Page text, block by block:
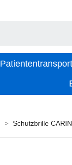
Patiententransport
Schutzbrille